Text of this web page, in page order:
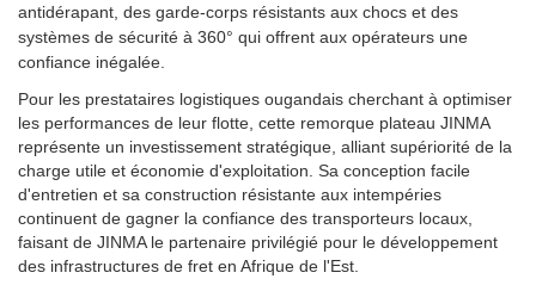
antidérapant, des garde-corps résistants aux chocs et des
systèmes de sécurité à 360° qui offrent aux opérateurs une
confiance inégalée.
Pour les prestataires logistiques ougandais cherchant à optimiser
les performances de leur flotte, cette remorque plateau JINMA
représente un investissement stratégique, alliant supériorité de la
charge utile et économie d'exploitation. Sa conception facile
d'entretien et sa construction résistante aux intempéries
continuent de gagner la confiance des transporteurs locaux,
faisant de JINMA le partenaire privilégié pour le développement
des infrastructures de fret en Afrique de l'Est.